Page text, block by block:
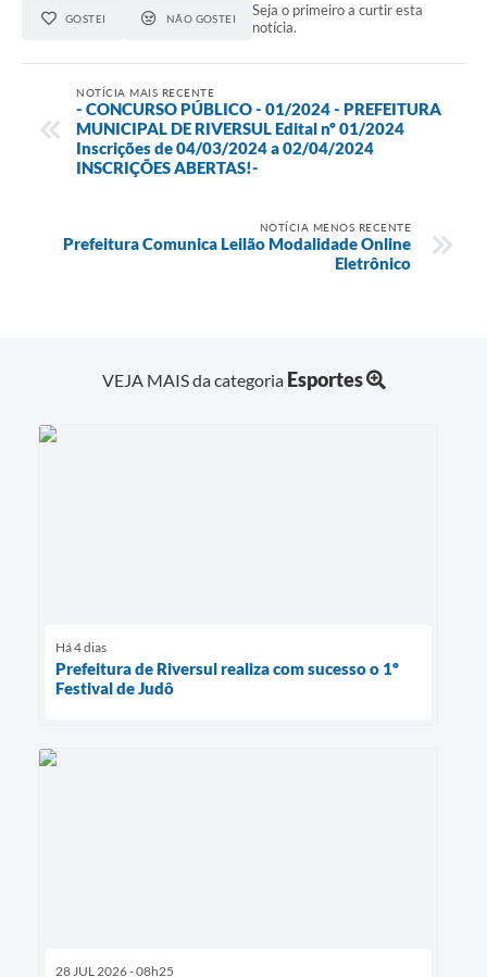
GOSTEI NÃO GOSTEI
Seja o primeiro a curtir esta
notícia.
NOTÍCIA MAIS RECENTE
- CONCURSO PÚBLICO - 01/2024 - PREFEITURA
MUNICIPAL DE RIVERSUL Edital nº 01/2024
Inscrições de 04/03/2024 a 02/04/2024
INSCRIÇÕES ABERTAS!-
NOTÍCIA MENOS RECENTE
Prefeitura Comunica Leilão Modalidade Online
Eletrônico
VEJA MAIS da categoria Esportes
Há 4 dias
Prefeitura de Riversul realiza com sucesso o 1º
Festival de Judô
28 JUL 2026 - 08h25